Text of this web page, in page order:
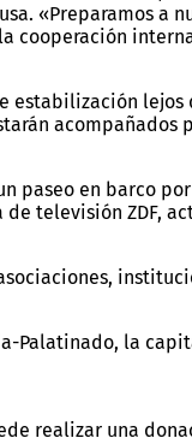
«Preparamos a
cooperación
estabilización
acompañados
paseo en barco
televisión ZDF,
Palatinado, la
realizar una